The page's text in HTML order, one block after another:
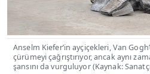
Anselm Kiefer’in ayçiçekleri, Van
çürümeyi çağrıştırıyor, ancak aynı
şansını da vurguluyor (Kaynak: